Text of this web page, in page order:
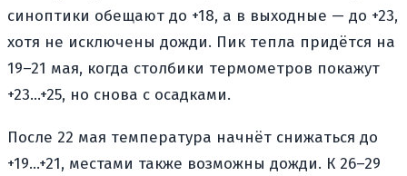
синоптики обещают до +18, а в выходные — до +23,
хотя не исключены дожди. Пик тепла придётся на
19–21 мая, когда столбики термометров покажут
+23…+25, но снова с осадками.
После 22 мая температура начнёт снижаться до
+19…+21, местами также возможны дожди. К 26–29